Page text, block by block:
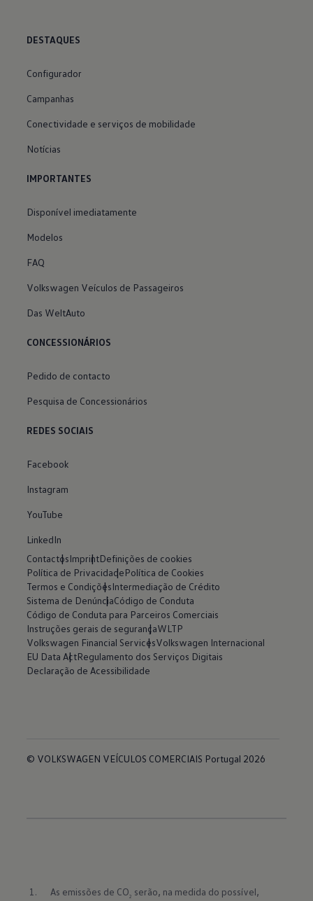
DESTAQUES
Configurador
Campanhas
Conectividade e serviços de mobilidade
Notícias
IMPORTANTES
Disponível imediatamente
Modelos
FAQ
Volkswagen Veículos de Passageiros
Das WeltAuto
CONCESSIONÁRIOS
Pedido de contacto
Pesquisa de Concessionários
REDES SOCIAIS
Facebook
Instagram
YouTube
LinkedIn
ContactosImprintDefinições de cookies
Política de PrivacidadePolítica de Cookies
Termos e CondiçõesIntermediação de Crédito
Sistema de DenúnciaCódigo de Conduta
Código de Conduta para Parceiros Comerciais
Instruções gerais de segurançaWLTP
Volkswagen Financial ServicesVolkswagen Internacional
EU Data ActRegulamento dos Serviços Digitais
Declaração de Acessibilidade
© VOLKSWAGEN VEÍCULOS COMERCIAIS Portugal 2026
As emissões de CO2 serão, na medida do possível,